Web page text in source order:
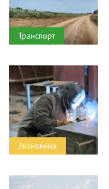
Транспорт
Экономика